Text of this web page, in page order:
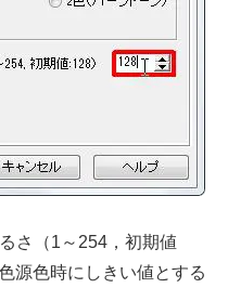
さ（1～254，初期値
源色時にしきい値とする